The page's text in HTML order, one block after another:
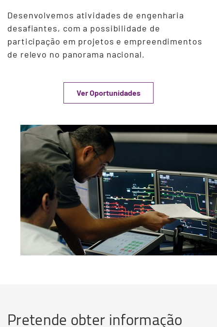
Desenvolvemos atividades de engenharia
desafiantes, com a possibilidade de
participação em projetos e empreendimentos
de relevo no panorama nacional.
Ver Oportunidades
Pretende obter informação